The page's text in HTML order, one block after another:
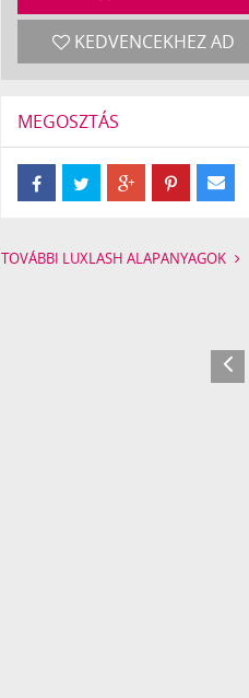
KEDVENCEKHEZ AD
MEGOSZTÁS
TOVÁBBI LUXLASH ALAPANYAGOK